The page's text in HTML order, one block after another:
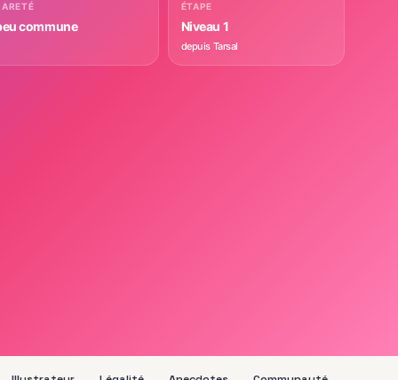
commune
ÉTAPE
Niveau 1
depuis Tarsal